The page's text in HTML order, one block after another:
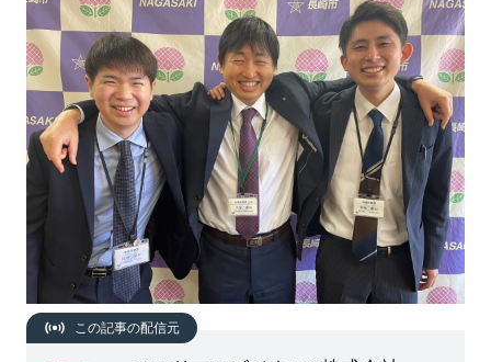
この記事の配信元